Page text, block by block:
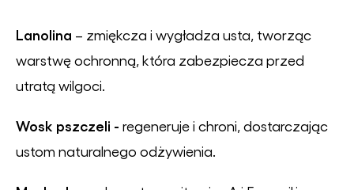
Lanolina – zmiękcza i wygładza usta, tworząc
warstwę ochronną, która zabezpiecza przed
utratą wilgoci.
Wosk pszczeli - regeneruje i chroni, dostarczając
ustom naturalnego odżywienia.